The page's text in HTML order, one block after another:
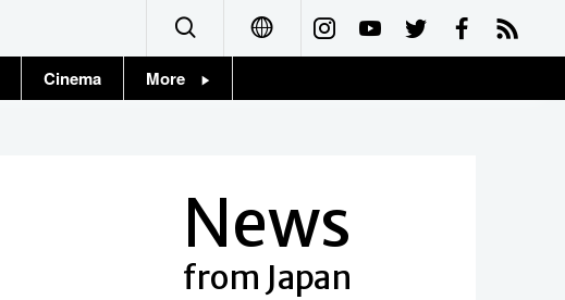
Français
Cinema More
News
from Japan